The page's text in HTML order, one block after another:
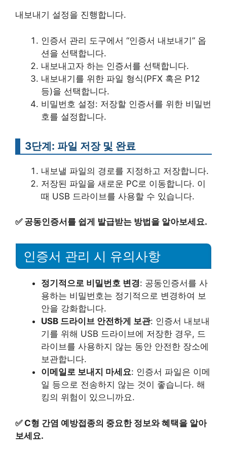
내보내기 설정을 진행합니다.
인증서 관리 도구에서 “인증서 내보내기” 옵
션을 선택합니다.
내보내고자 하는 인증서를 선택합니다.
내보내기를 위한 파일 형식(PFX 혹은 P12
등)을 선택합니다.
비밀번호 설정: 저장할 인증서를 위한 비밀번
호를 설정합니다.
3단계: 파일 저장 및 완료
내보낼 파일의 경로를 지정하고 저장합니다.
저장된 파일을 새로운 PC로 이동합니다. 이
때 USB 드라이브를 사용할 수 있습니다.
✅ 공동인증서를 쉽게 발급받는 방법을 알아보세요.
인증서 관리 시 유의사항
정기적으로 비밀번호 변경: 공동인증서를 사
용하는 비밀번호는 정기적으로 변경하여 보
안을 강화합니다.
USB 드라이브 안전하게 보관: 인증서 내보내
기를 위해 USB 드라이브에 저장한 경우, 드
라이브를 사용하지 않는 동안 안전한 장소에
보관합니다.
이메일로 보내지 마세요: 인증서 파일은 이메
일 등으로 전송하지 않는 것이 좋습니다. 해
킹의 위험이 있으니까요.
✅ C형 간염 예방접종의 중요한 정보와 혜택을 알아
보세요.